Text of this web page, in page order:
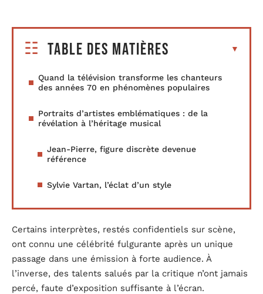
Table des matières
Quand la télévision transforme les chanteurs
des années 70 en phénomènes populaires
Portraits d’artistes emblématiques : de la
révélation à l’héritage musical
Jean-Pierre, figure discrète devenue
référence
Sylvie Vartan, l’éclat d’un style
Certains interprètes, restés confidentiels sur scène,
ont connu une célébrité fulgurante après un unique
passage dans une émission à forte audience. À
l’inverse, des talents salués par la critique n’ont jamais
percé, faute d’exposition suffisante à l’écran.